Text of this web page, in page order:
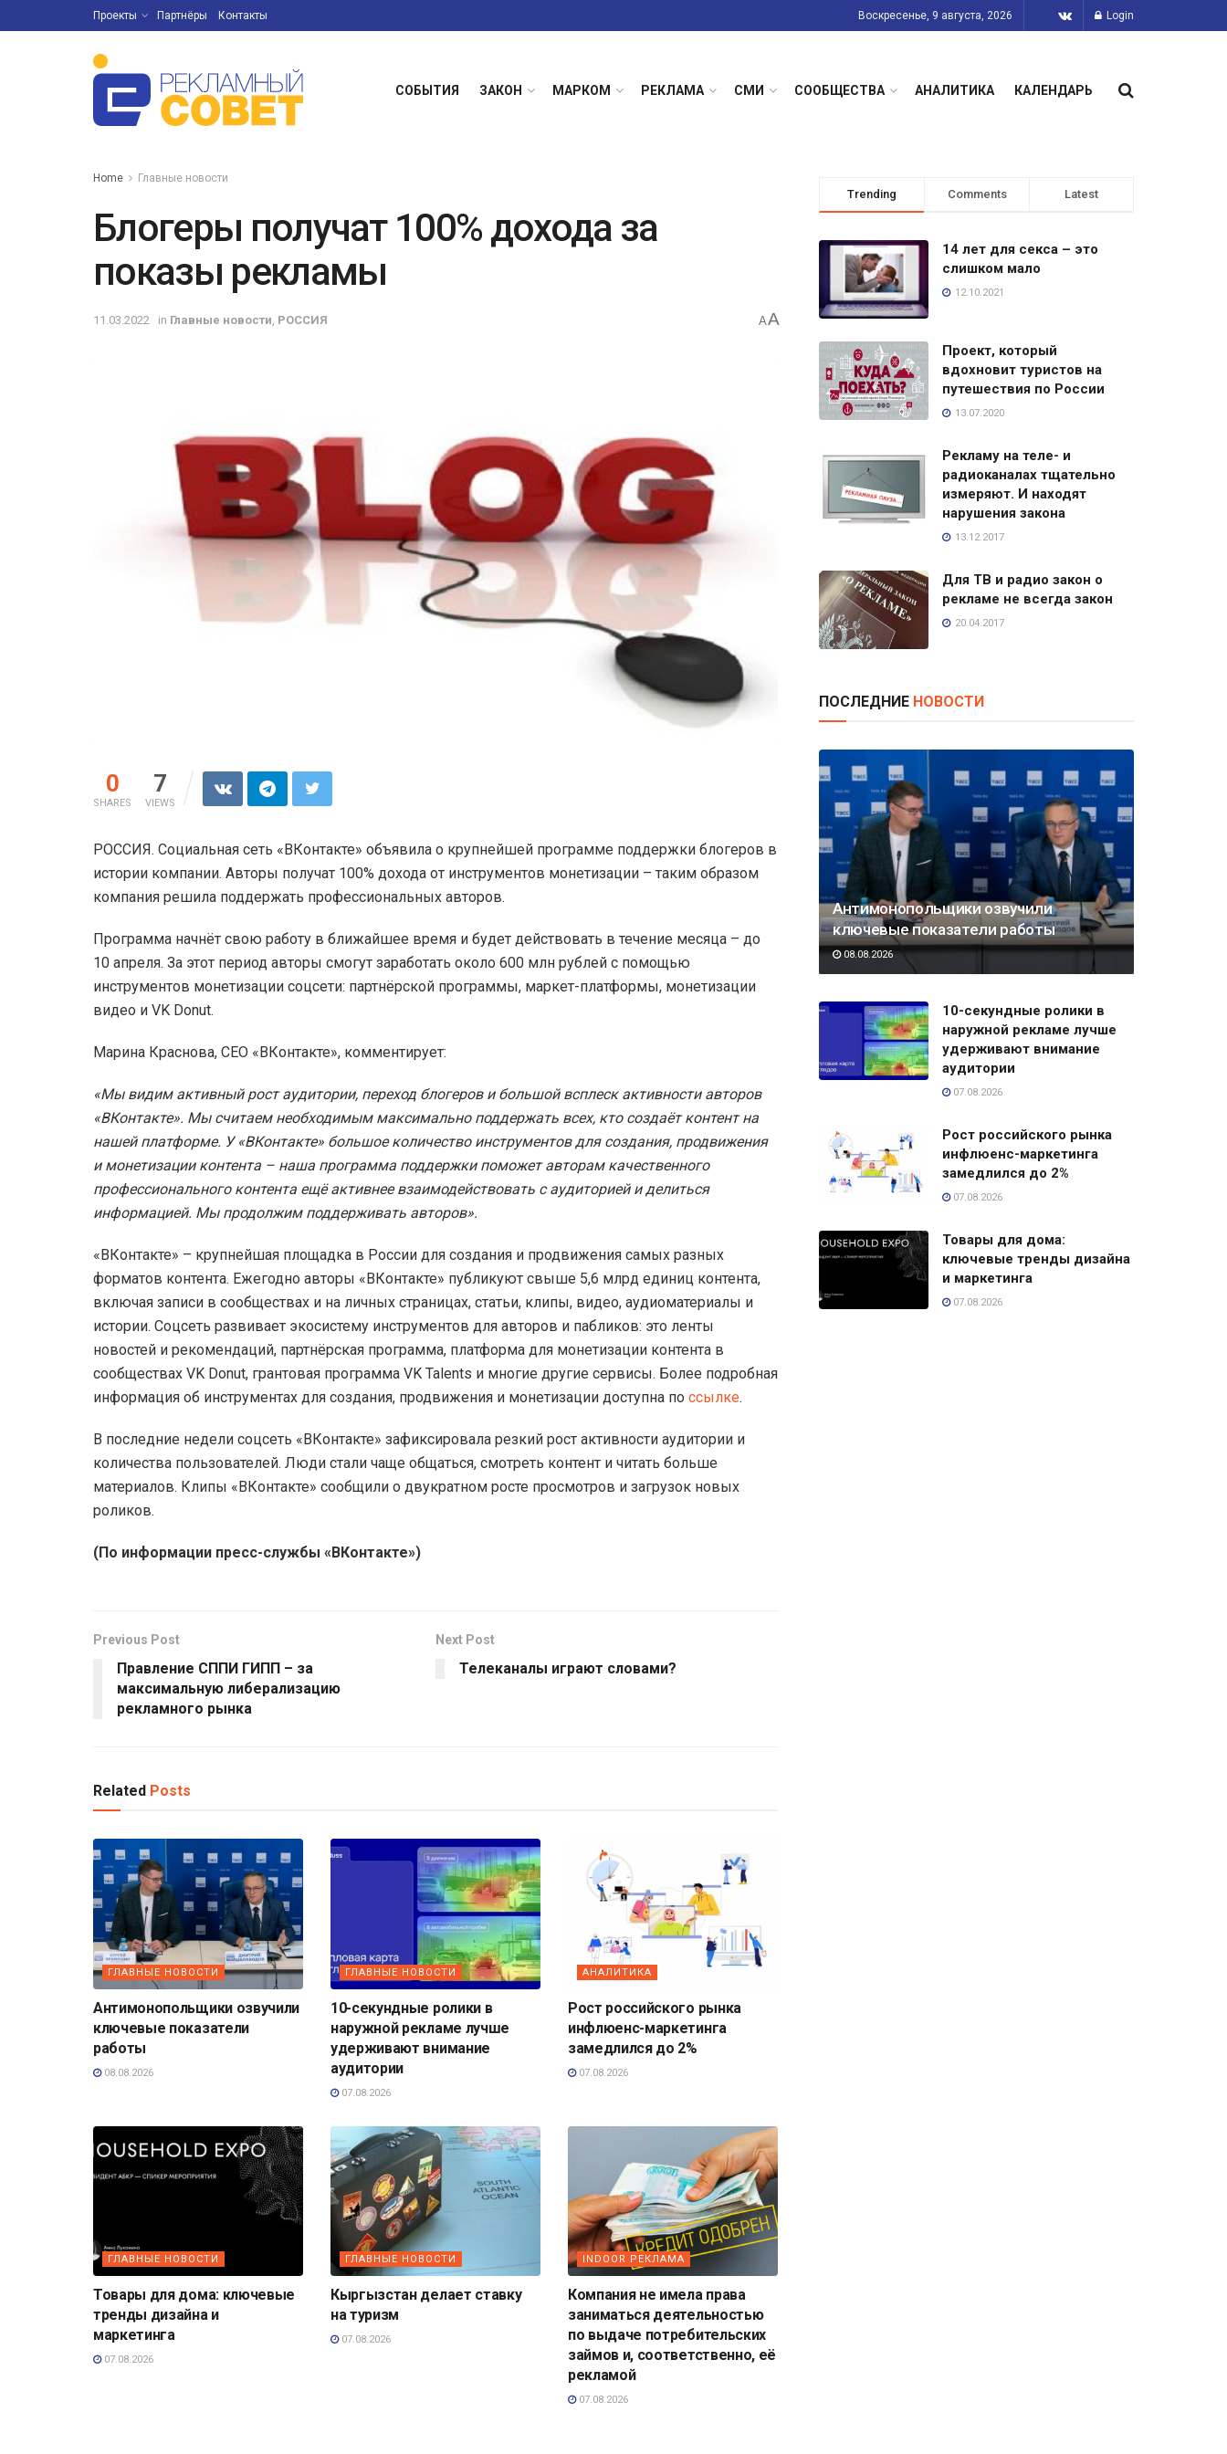
Проекты Партнёры Контакты Воскресенье, 9 августа, 2026 Login
СОБЫТИЯ ЗАКОН МАРКОМ РЕКЛАМА СМИ СООБЩЕСТВА АНАЛИТИКА КАЛЕНДАРЬ
Home Главные новости
Блогеры получат 100% дохода за
показы рекламы
11.03.2022 in Главные новости РОССИЯ AA
0
SHARES
7
VIEWS
РОССИЯ. Социальная сеть «ВКонтакте» объявила о крупнейшей программе поддержки блогеров в
истории компании. Авторы получат 100% дохода от инструментов монетизации – таким образом
компания решила поддержать профессиональных авторов.
Программа начнёт свою работу в ближайшее время и будет действовать в течение месяца – до
10 апреля. За этот период авторы смогут заработать около 600 млн рублей с помощью
инструментов монетизации соцсети: партнёрской программы, маркет-платформы, монетизации
видео и VK Donut.
Марина Краснова, CEO «ВКонтакте», комментирует:
«Мы видим активный рост аудитории, переход блогеров и большой всплеск активности авторов
«ВКонтакте». Мы считаем необходимым максимально поддержать всех, кто создаёт контент на
нашей платформе. У «ВКонтакте» большое количество инструментов для создания, продвижения
и монетизации контента – наша программа поддержки поможет авторам качественного
профессионального контента ещё активнее взаимодействовать с аудиторией и делиться
информацией. Мы продолжим поддерживать авторов».
«ВКонтакте» – крупнейшая площадка в России для создания и продвижения самых разных
форматов контента. Ежегодно авторы «ВКонтакте» публикуют свыше 5,6 млрд единиц контента,
включая записи в сообществах и на личных страницах, статьи, клипы, видео, аудиоматериалы и
истории. Соцсеть развивает экосистему инструментов для авторов и пабликов: это ленты
новостей и рекомендаций, партнёрская программа, платформа для монетизации контента в
сообществах VK Donut, грантовая программа VK Talents и многие другие сервисы. Более подробная
информация об инструментах для создания, продвижения и монетизации доступна по ссылке.
В последние недели соцсеть «ВКонтакте» зафиксировала резкий рост активности аудитории и
количества пользователей. Люди стали чаще общаться, смотреть контент и читать больше
материалов. Клипы «ВКонтакте» сообщили о двукратном росте просмотров и загрузок новых
роликов.
(По информации пресс-службы «ВКонтакте»)
Previous Post
Правление СППИ ГИПП – за
максимальную либерализацию
рекламного рынка
Next Post
Телеканалы играют словами?
Related Posts
ГЛАВНЫЕ НОВОСТИ
Антимонопольщики озвучили
ключевые показатели
работы
08.08.2026
ГЛАВНЫЕ НОВОСТИ
10-секундные ролики в
наружной рекламе лучше
удерживают внимание
аудитории
07.08.2026
АНАЛИТИКА
Рост российского рынка
инфлюенс-маркетинга
замедлился до 2%
07.08.2026
ГЛАВНЫЕ НОВОСТИ
Товары для дома: ключевые
тренды дизайна и
маркетинга
07.08.2026
ГЛАВНЫЕ НОВОСТИ
Кыргызстан делает ставку
на туризм
07.08.2026
INDOOR РЕКЛАМА
Компания не имела права
заниматься деятельностью
по выдаче потребительских
займов и, соответственно, её
рекламой
07.08.2026
Trending Comments Latest
14 лет для секса – это
слишком мало
12.10.2021
Проект, который
вдохновит туристов на
путешествия по России
13.07.2020
Рекламу на теле- и
радиоканалах тщательно
измеряют. И находят
нарушения закона
13.12.2017
Для ТВ и радио закон о
рекламе не всегда закон
20.04.2017
ПОСЛЕДНИЕ НОВОСТИ
Антимонопольщики озвучили
ключевые показатели работы
08.08.2026
10-секундные ролики в
наружной рекламе лучше
удерживают внимание
аудитории
07.08.2026
Рост российского рынка
инфлюенс-маркетинга
замедлился до 2%
07.08.2026
Товары для дома:
ключевые тренды дизайна
и маркетинга
07.08.2026